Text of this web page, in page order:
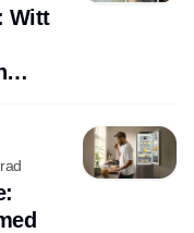
Witt